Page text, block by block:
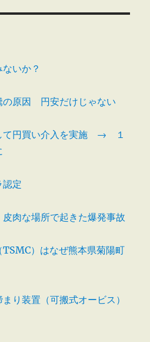
いか？
の原因 円安だけじゃない
て円買い介入を実施 → １
認定
肉な場所で起きた爆発事故
）はなぜ熊本県菊陽町
り装置（可搬式オービス）